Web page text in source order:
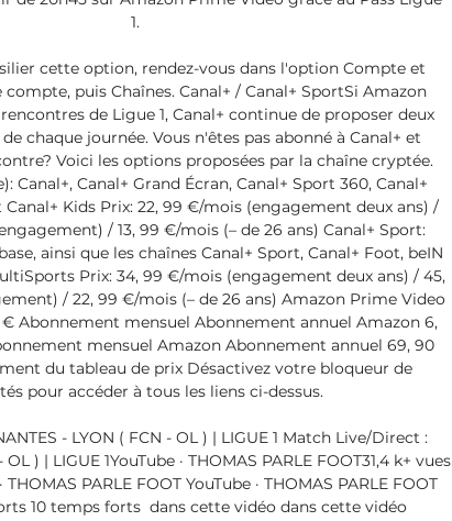
1.
cette option, rendez-vous dans l'option Compte et
puis Chaînes. Canal+ / Canal+ SportSi Amazon
de Ligue 1, Canal+ continue de proposer deux
chaque journée. Vous n'êtes pas abonné à Canal+ et
Voici les options proposées par la chaîne cryptée.
Canal+, Canal+ Grand Écran, Canal+ Sport 360, Canal+
Canal+ Kids Prix: 22, 99 €/mois (engagement deux ans) /
/ 13, 99 €/mois (– de 26 ans) Canal+ Sport:
ainsi que les chaînes Canal+ Sport, Canal+ Foot, beIN
Prix: 34, 99 €/mois (engagement deux ans) / 45,
/ 22, 99 €/mois (– de 26 ans) Amazon Prime Video
Abonnement mensuel Abonnement annuel Amazon 6,
mensuel Amazon Abonnement annuel 69, 90
du tableau de prix Désactivez votre bloqueur de
pour accéder à tous les liens ci-dessus.
- LYON ( FCN - OL ) | LIGUE 1 Match Live/Direct :
) | LIGUE 1YouTube · THOMAS PARLE FOOT31,4 k+ vues
THOMAS PARLE FOOT YouTube · THOMAS PARLE FOOT
10 temps forts  dans cette vidéo dans cette vidéo